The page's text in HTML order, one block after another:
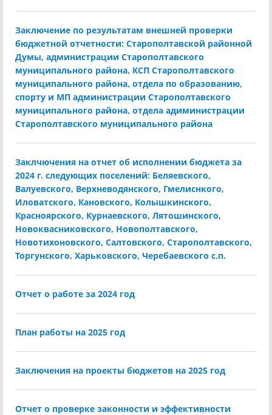
Заключение по результатам внешней проверки
бюджетной отчетности: Старополтавской районной
Думы, администрации Старополтавского
муниципального района, КСП Старополтавского
муниципального района, отдела по образованию,
спорту и МП администрации Старополтавского
муниципального района, отдела адиминистрации
Старополтавского муниципального района
Заклчючения на отчет об исполнении бюджета за
2024 г. следующих поселений: Беляевского,
Валуевского, Верхневодянского, Гмелиснкого,
Иловатского, Кановского, Колышкинского,
Красноярского, Курнаевского, Лятошинского,
Новоквасниковского, Новополтавского,
Новотихоновского, Салтовского, Старополтавского,
Торгунского, Харьковского, Черебаевского с.п.
Отчет о работе за 2024 год
План работы на 2025 год
Заключения на проекты бюджетов на 2025 год
Отчет о проверке законности и эффективности